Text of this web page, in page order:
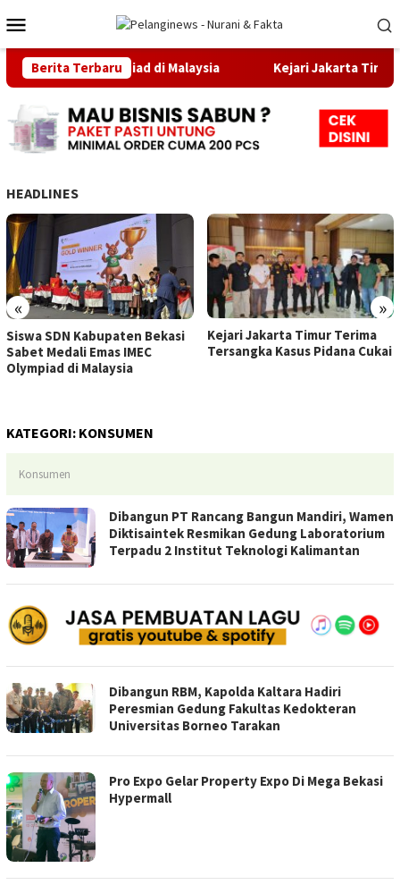
ke
kontenMobile
Berita Terbaru
IMEC Olympiad di Malaysia Kejari Jakarta Timur
HEADLINES
« »
Siswa SDN Kabupaten Bekasi
Sabet Medali Emas IMEC
Olympiad di Malaysia
Kejari Jakarta Timur Terima
Tersangka Kasus Pidana Cukai
KATEGORI: KONSUMEN
Konsumen
Dibangun PT Rancang Bangun Mandiri, Wamen
Diktisaintek Resmikan Gedung Laboratorium
Terpadu 2 Institut Teknologi Kalimantan
Dibangun RBM, Kapolda Kaltara Hadiri
Peresmian Gedung Fakultas Kedokteran
Universitas Borneo Tarakan
Pro Expo Gelar Property Expo Di Mega Bekasi
Hypermall